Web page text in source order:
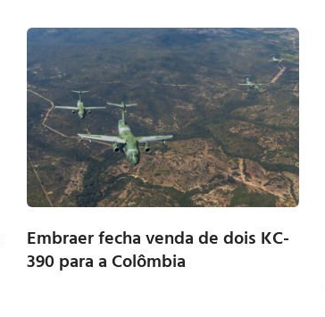
Embraer fecha venda de dois KC-
390 para a Colômbia